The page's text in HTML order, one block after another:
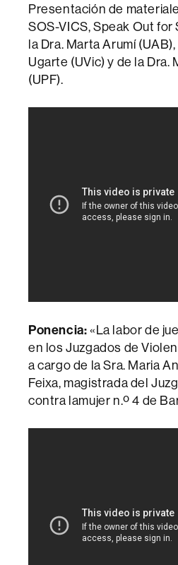
Presentación de
SOS-VICS, Speak Out for
la Dra. Marta Arumí
Ugarte (UVic) y de la Dra.
(UPF).
Ponencia:«La labor de
en los Juzgados de
a cargo de la Sra. Maria
Feixa, magistrada del
contra lamujer n.º 4 de